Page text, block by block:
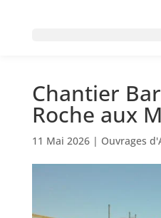
Chantier
Roche aux
11 Mai 2026| Ouvrages